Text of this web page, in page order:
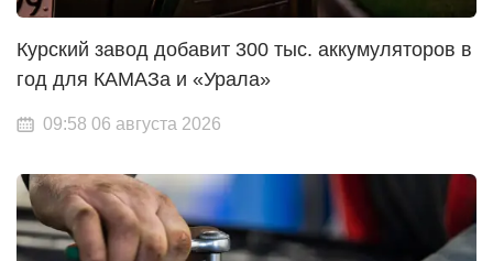
Курский завод добавит 300 тыс. аккумуляторов в
год для КАМАЗа и «Урала»
09:58 06 августа 2026